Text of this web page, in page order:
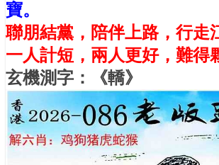
寶。
聯朋結黨，陪伴上路，行走
一人計短，兩人更好，難得
玄機測字：《轎》